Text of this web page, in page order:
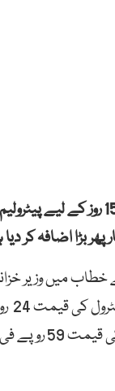
حکومت نے آئندہ 15 روز کے
بڑا اضافہ کر
میں وزیر
نے
لیٹر جب کہ